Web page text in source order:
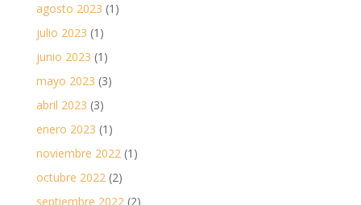
agosto 2023 (1)
julio 2023 (1)
junio 2023 (1)
mayo 2023 (3)
abril 2023 (3)
enero 2023 (1)
noviembre 2022(1)
octubre 2022(2)
septiembre 2022 (2)